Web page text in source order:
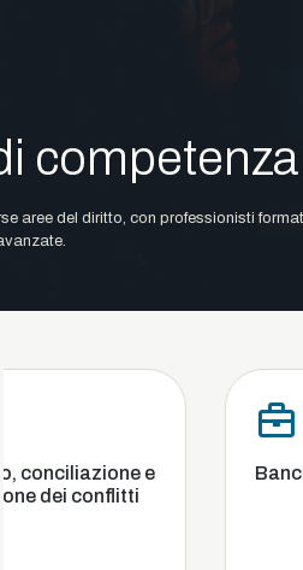
competenza
aree del diritto, con professionisti
e
Banche, finanza e